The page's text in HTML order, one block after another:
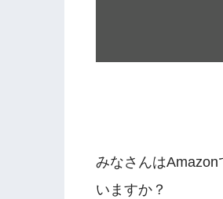
みなさんは
いますか？